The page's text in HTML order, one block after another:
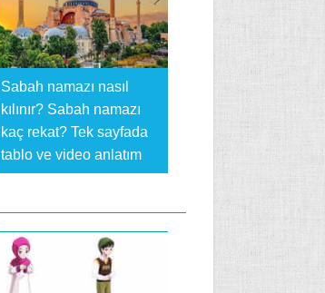
Sabah namazı nasıl
kılınır? Sabah namazı
kaç rekat? Tek sayfada
tablo ve video anlatım